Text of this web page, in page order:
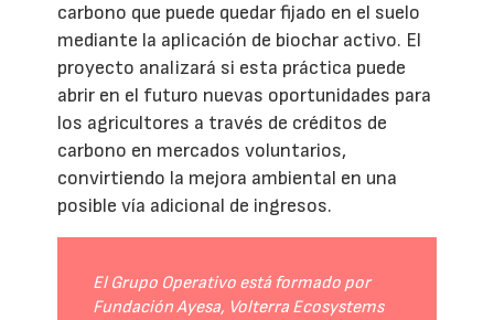
carbono que puede quedar fijado en el suelo
mediante la aplicación de biochar activo. El
proyecto analizará si esta práctica puede
abrir en el futuro nuevas oportunidades para
los agricultores a través de créditos de
carbono en mercados voluntarios,
convirtiendo la mejora ambiental en una
posible vía adicional de ingresos.
El Grupo Operativo está formado por
Fundación Ayesa, Volterra Ecosystems